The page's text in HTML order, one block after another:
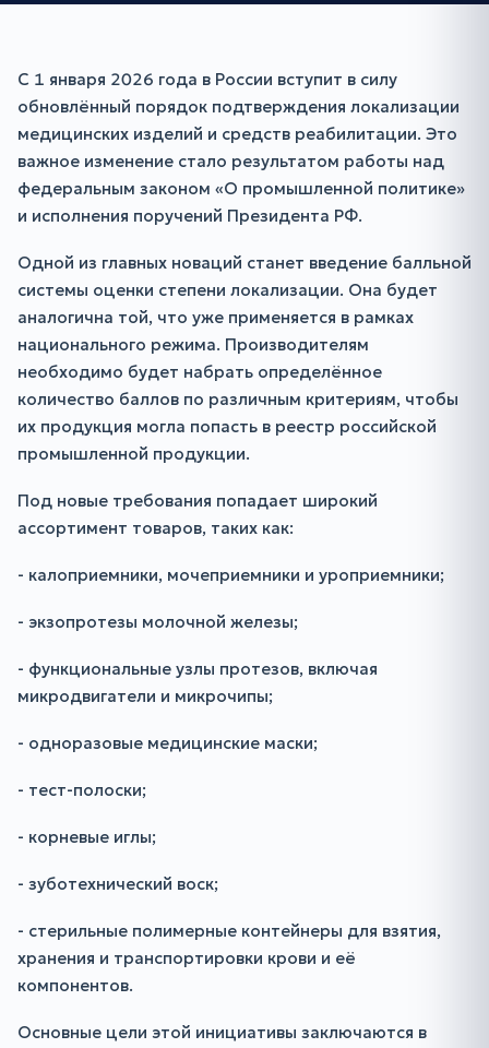
С 1 января 2026 года в России вступит в силу
обновлённый порядок подтверждения локализации
медицинских изделий и средств реабилитации. Это
важное изменение стало результатом работы над
федеральным законом «О промышленной политике»
и исполнения поручений Президента РФ.
Одной из главных новаций станет введение балльной
системы оценки степени локализации. Она будет
аналогична той, что уже применяется в рамках
национального режима. Производителям
необходимо будет набрать определённое
количество баллов по различным критериям, чтобы
их продукция могла попасть в реестр российской
промышленной продукции.
Под новые требования попадает широкий
ассортимент товаров, таких как:
- калоприемники, мочеприемники и уроприемники;
- экзопротезы молочной железы;
- функциональные узлы протезов, включая
микродвигатели и микрочипы;
- одноразовые медицинские маски;
- тест-полоски;
- корневые иглы;
- зуботехнический воск;
- стерильные полимерные контейнеры для взятия,
хранения и транспортировки крови и её
компонентов.
Основные цели этой инициативы заключаются в